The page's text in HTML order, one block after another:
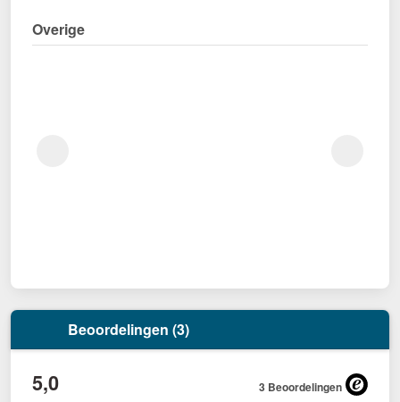
Overige
Beoordelingen (3)
5,0 3 Beoordelingen